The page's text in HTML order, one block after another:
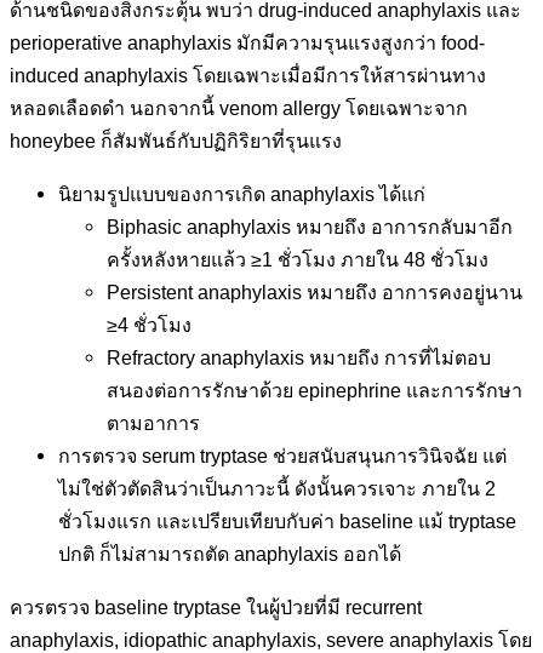
ด้านชนิดของสิ่งกระตุ้น พบว่า drug-induced anaphylaxis และ
perioperative anaphylaxis มักมีความรุนแรงสูงกว่า food-
induced anaphylaxis โดยเฉพาะเมื่อมีการให้สารผ่านทาง
หลอดเลือดดำ นอกจากนี้ venom allergy โดยเฉพาะจาก
honeybee ก็สัมพันธ์กับปฏิกิริยาที่รุนแรง
นิยามรูปแบบของการเกิด anaphylaxis ได้แก่
Biphasic anaphylaxis หมายถึง อาการกลับมาอีก
ครั้งหลังหายแล้ว ≥1 ชั่วโมง ภายใน 48 ชั่วโมง
Persistent anaphylaxis หมายถึง อาการคงอยู่นาน
≥4 ชั่วโมง
Refractory anaphylaxis หมายถึง การที่ไม่ตอบ
สนองต่อการรักษาด้วย epinephrine และการรักษา
ตามอาการ
การตรวจ serum tryptase ช่วยสนับสนุนการวินิจฉัย แต่
ไม่ใช่ตัวตัดสินว่าเป็นภาวะนี้ ดังนั้นควรเจาะ ภายใน 2
ชั่วโมงแรก และเปรียบเทียบกับค่า baseline แม้ tryptase
ปกติ ก็ไม่สามารถตัด anaphylaxis ออกได้
ควรตรวจ baseline tryptase ในผู้ป่วยที่มี recurrent
anaphylaxis, idiopathic anaphylaxis, severe anaphylaxis โดย